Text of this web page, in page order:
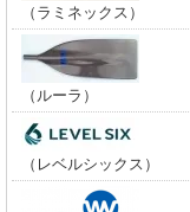
（ラミネックス）
（ルーラ）
（レベルシックス）